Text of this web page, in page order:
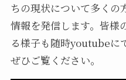
ちの現状について多くの
情報を発信します。皆様
る様子も随時youtubeに
ぜひご覧ください。